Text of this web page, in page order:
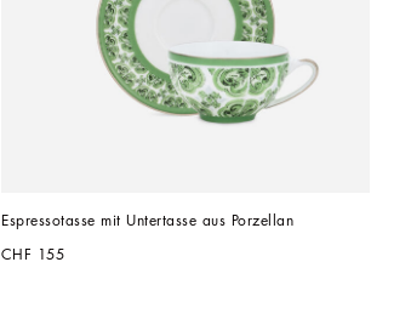
Espressotasse mit Untertasse aus Porzellan
CHF 155